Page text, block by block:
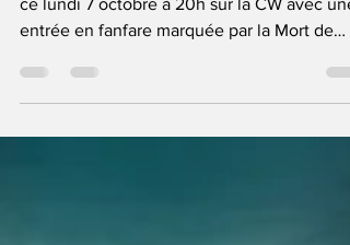
4 !
ce lundi 7 octobre à 20h sur la CW avec une
entrée en fanfare marquée par la Mort de
Superman...